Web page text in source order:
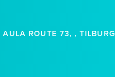
AULA ROUTE 73, , TILBURG